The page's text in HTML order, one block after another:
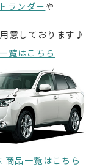
ランダーや
意しております♪
覧はこちら
商品一覧はこちら